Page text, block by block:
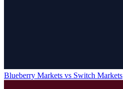
Blueberry Markets vs Switch Markets